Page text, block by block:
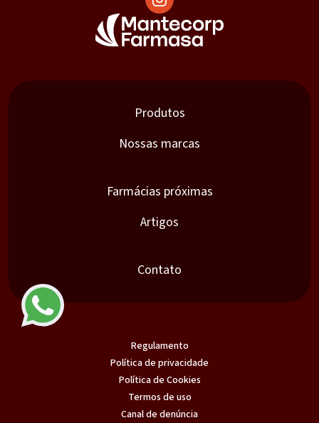
Produtos
Nossas marcas
Farmácias próximas
Artigos
Contato
Regulamento
Política de privacidade
Política de Cookies
Termos de uso
Canal de denúncia